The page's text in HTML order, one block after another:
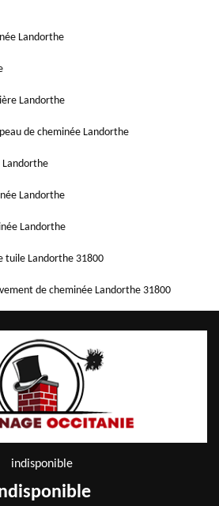
Landorthe
Landorthe
de cheminée Landorthe
Landorthe
Landorthe
Landorthe
tuile Landorthe 31800
de cheminée Landorthe 31800
indisponible